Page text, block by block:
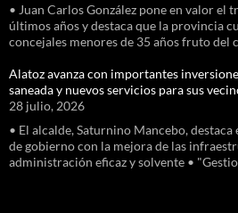
• Juan Carlos González pone en valor el
últimos años y destaca que la provincia
concejales menores de 35 años fruto del
Alatoz avanza con importantes
saneada y nuevos servicios para sus
28 julio, 2026
• El alcalde, Saturnino Mancebo,
de gobierno con la mejora de las
administración eficaz y solvente •